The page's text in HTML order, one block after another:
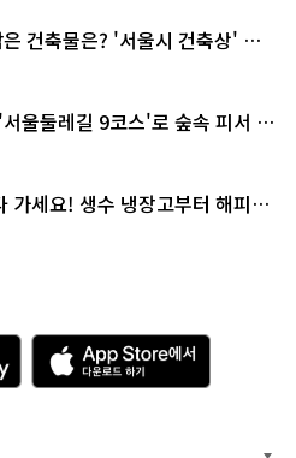
건축물은? '서울시 건축상' 수
울둘레길 9코스'로 숲속 피서 떠
가세요! 생수 냉장고부터 해피소
A
p
p